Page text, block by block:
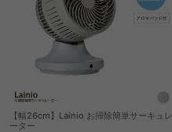
【幅26cm】Lainio お掃除簡単サーキュレ
ーター